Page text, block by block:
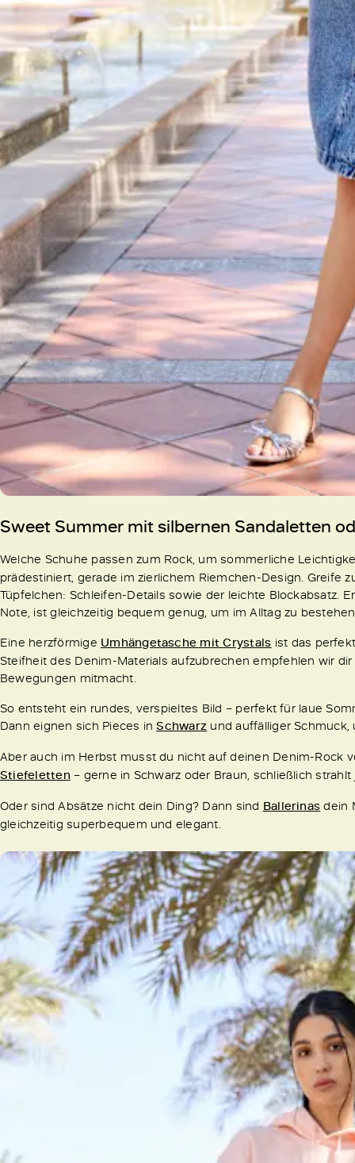
Sweet Summer mit silbernen Sandaletten
Welche Schuhe passen zum Rock, um sommerliche
prädestiniert, gerade im zierlichem Riemchen-Design. Greife
Tüpfelchen: Schleifen-Details sowie der leichte Blockabsatz.
Note, ist gleichzeitig bequem genug, um im Alltag zu
Eine herzförmige Umhängetasche mit Crystals ist das
Steifheit des Denim-Materials aufzubrechen empfehlen wir
Bewegungen mitmacht.
So entsteht ein rundes, verspieltes Bild – perfekt für laue
Dann eignen sich Pieces inSchwarz und auffälliger
Aber auch im Herbst musst du nicht auf deinen Denim-Rock
Stiefeletten – gerne in Schwarz oder Braun, schließlich
Oder sind Absätze nicht dein Ding? Dann sind Ballerinas dein
gleichzeitig superbequem und elegant.